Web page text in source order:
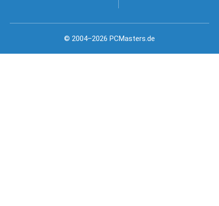
© 2004–2026 PCMasters.de